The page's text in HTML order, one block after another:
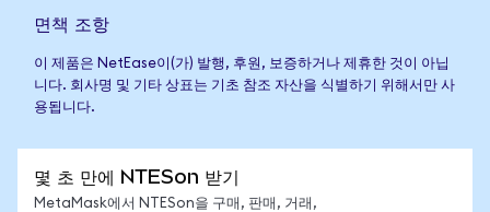
면책 조항
이 제품은 NetEase이(가) 발행, 후원, 보증하거나 제휴한 것이 아닙
니다. 회사명 및 기타 상표는 기초 참조 자산을 식별하기 위해서만 사
용됩니다.
몇 초 만에 NTESon 받기
MetaMask에서 NTESon을 구매, 판매, 거래,